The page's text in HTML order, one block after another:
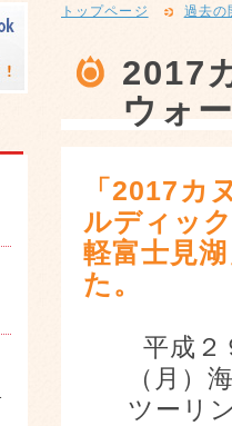
トップページ 過去の
2017
ウォ
「2017カ
ルディッ
軽富士見
た。
平成２
（月）
ツーリ